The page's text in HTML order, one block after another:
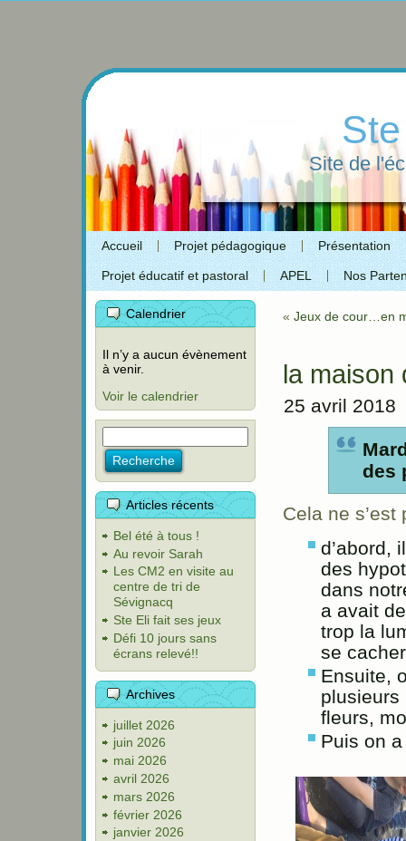
Site de
Accueil Projet pédagogique Présentation
Projet éducatif et pastoral APEL Nos
Calendrier
Il n’y a aucun évènement
à venir.
Voir le calendrier
Articles récents
Bel été à tous !
Au revoir Sarah
Les CM2 en visite au
centre de tri de
Sévignacq
Ste Eli fait ses jeux
Défi 10 jours sans
écrans relevé!!
Archives
juillet 2026
juin 2026
mai 2026
avril 2026
mars 2026
février 2026
janvier 2026
« Jeux de cour…en
la maison
25 avril 2018
des
Cela ne
d’abord,
des
dans
a avait
trop la
se
Ensuite,
plusieurs
fleurs,
Puis on